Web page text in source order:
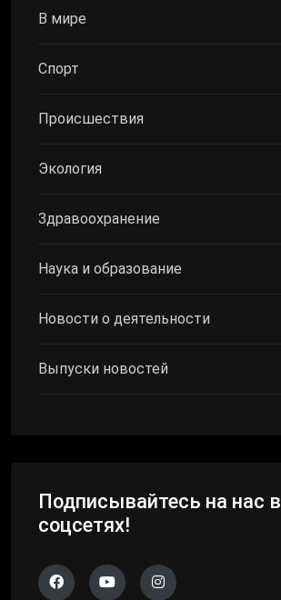
В мире
Спорт
Происшествия
Экология
Здравоохранение
Наука и образование
Новости о деятельности
Выпуски новостей
Подписывайтесь на нас в
соцсетях!